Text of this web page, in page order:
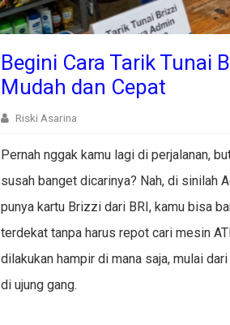
Begini Cara Tarik Tunai
Mudah dan Cepat
Riski Asarina
Pernah nggak kamu lagi di perjalanan,
susah banget dicarinya? Nah, di sinilah
punya kartu Brizzi dari BRI, kamu bisa
terdekat tanpa harus repot cari mesin
dilakukan hampir di mana saja, mulai
di ujung gang.